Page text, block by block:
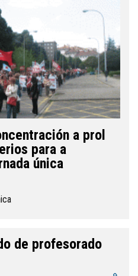
a prol
para a
única
de profesorado